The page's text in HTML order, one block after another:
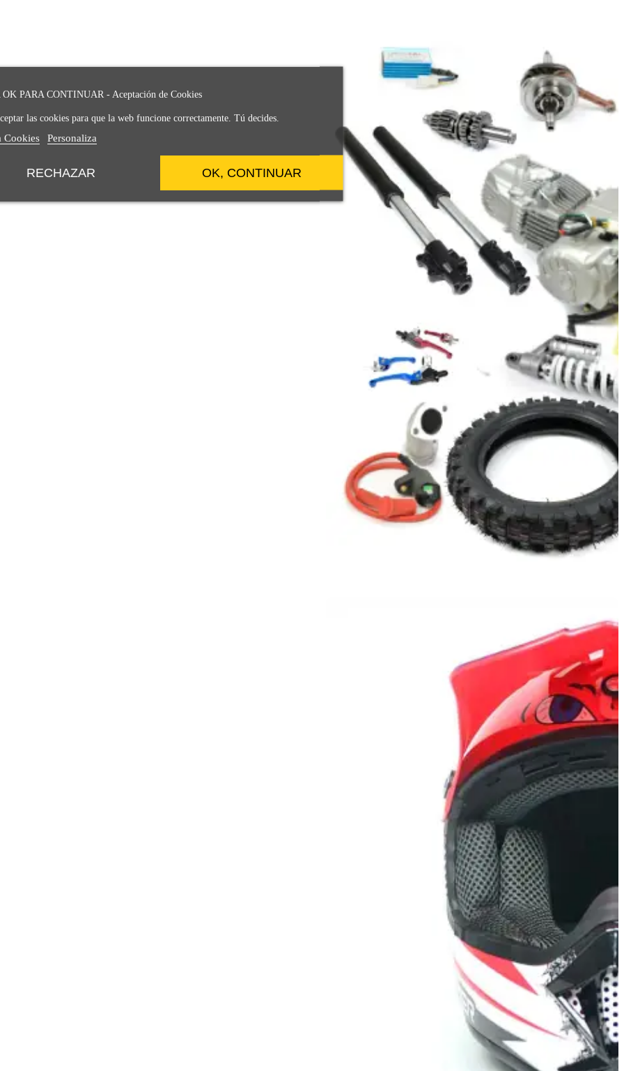
PARA CONTINUAR - Aceptación de Cookies
las cookies para que la web funcione correctamente. Tú decides.
Cookies Personaliza
RECHAZAR OK, CONTINUAR